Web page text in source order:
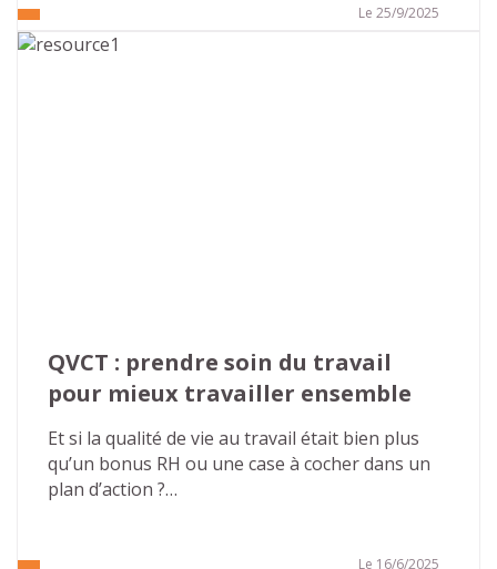
parcours pluriels, des clés concrètes pour agir
en entreprise. Avec ses deux saisons déjà
Le 25/9/2025
QVCT : prendre soin du travail
pour mieux travailler ensemble
Et si la qualité de vie au travail était bien plus
qu’un bonus RH ou une case à cocher dans un
plan d’action ?
Le 16/6/2025